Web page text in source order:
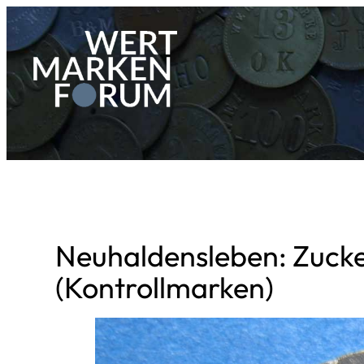
Zum
Inhalt
springen
Neuhaldensleben:
(Kontrollmarken)